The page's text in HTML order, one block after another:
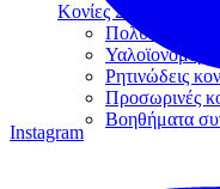
Κονίες Συγκόλλησης
Ρητινώδεις
Προσωρινές
Βοηθήματα
Instagram